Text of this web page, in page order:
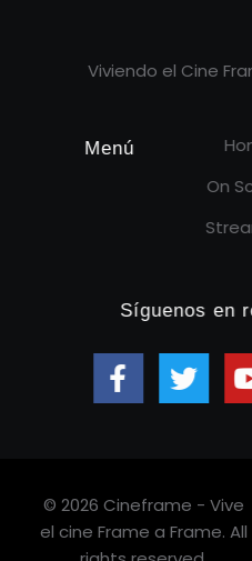
Viviendo el Cine
Menú
On
Síguenos en
© 2026 Cineframe - Vive
el cine Frame a Frame. All